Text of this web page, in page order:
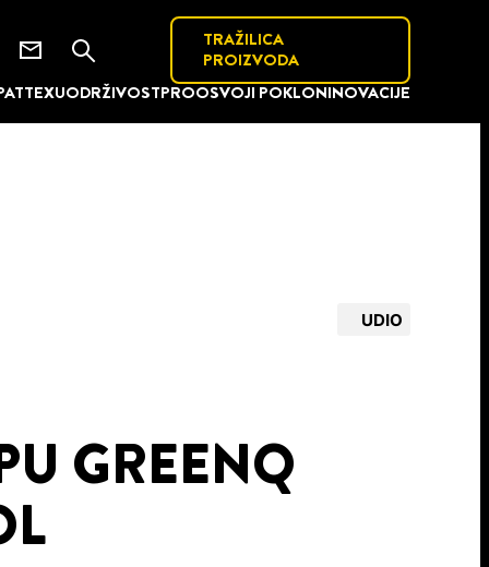
ODRŽIVOSTPROOSVOJI POKLONINOVACIJE
TRAŽILICA
PROIZVODA
UDIO
GREENQ